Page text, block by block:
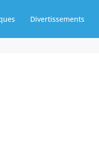
Divertissements